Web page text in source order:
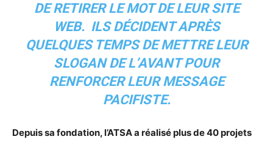
DE RETIRER LE MOT DE LEUR SITE
WEB. ILS DÉCIDENT APRÈS
QUELQUES TEMPS DE METTRE LEUR
SLOGAN DE L’AVANT POUR
RENFORCER LEUR MESSAGE
PACIFISTE.
Depuis sa fondation, l’ATSA a réalisé plus de 40 projets